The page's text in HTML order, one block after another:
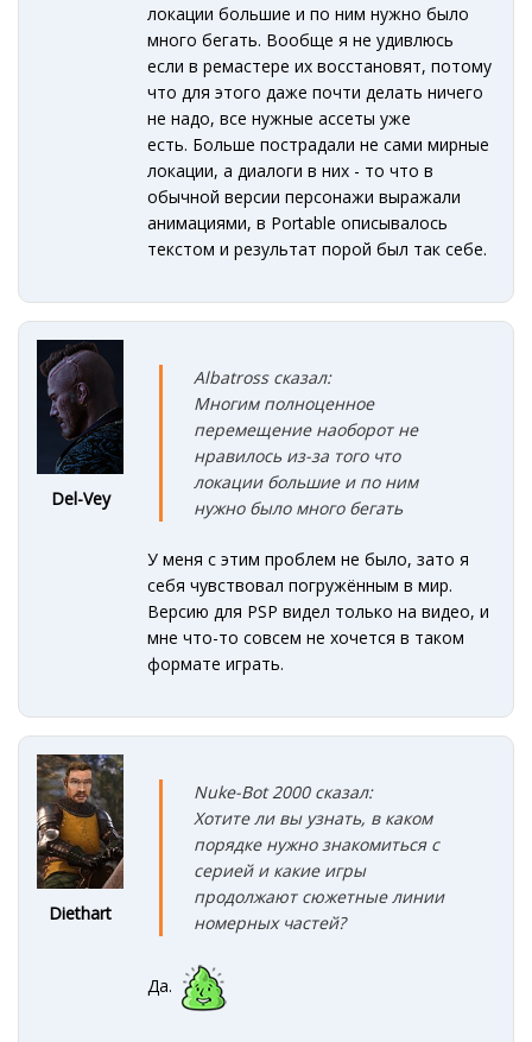
локации большие и по ним нужно было
много бегать. Вообще я не удивлюсь
если в ремастере их восстановят, потому
что для этого даже почти делать ничего
не надо, все нужные ассеты уже
есть. Больше пострадали не сами мирные
локации, а диалоги в них - то что в
обычной версии персонажи выражали
анимациями, в Portable описывалось
текстом и результат порой был так себе.
Del-Vey
Albatross сказал:
Многим полноценное
перемещение наоборот не
нравилось из-за того что
локации большие и по ним
нужно было много бегать
У меня с этим проблем не было, зато я
себя чувствовал погружённым в мир.
Версию для PSP видел только на видео, и
мне что-то совсем не хочется в таком
формате играть.
Diethart
Nuke-Bot 2000 сказал:
Хотите ли вы узнать, в каком
порядке нужно знакомиться с
серией и какие игры
продолжают сюжетные линии
номерных частей?
Да.